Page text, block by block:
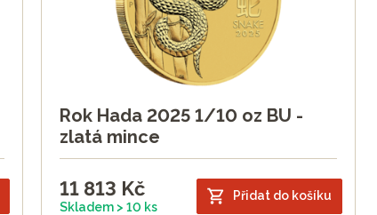
Rok Hada 2025 1/10 oz BU -
zlatá mince
11 813 Kč
Skladem > 10 ks
Přidat do košíku